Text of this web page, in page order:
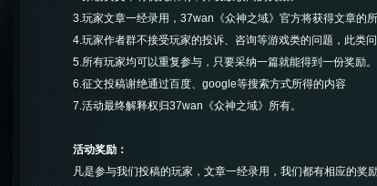
3.玩家文章一经录用，37wan《众神之域》官方将获得文章的所
4.玩家作者群不接受玩家的投诉、咨询等游戏类的问题，此类问
5.所有玩家均可以重复参与，只要采纳一篇就能得到一份奖励。
6.征文投稿谢绝通过百度、google等搜索方式所得的内容
7.活动最终解释权归37wan《众神之域》所有。
活动奖励：
凡是参与我们投稿的玩家，文章一经录用，我们都有相应的奖